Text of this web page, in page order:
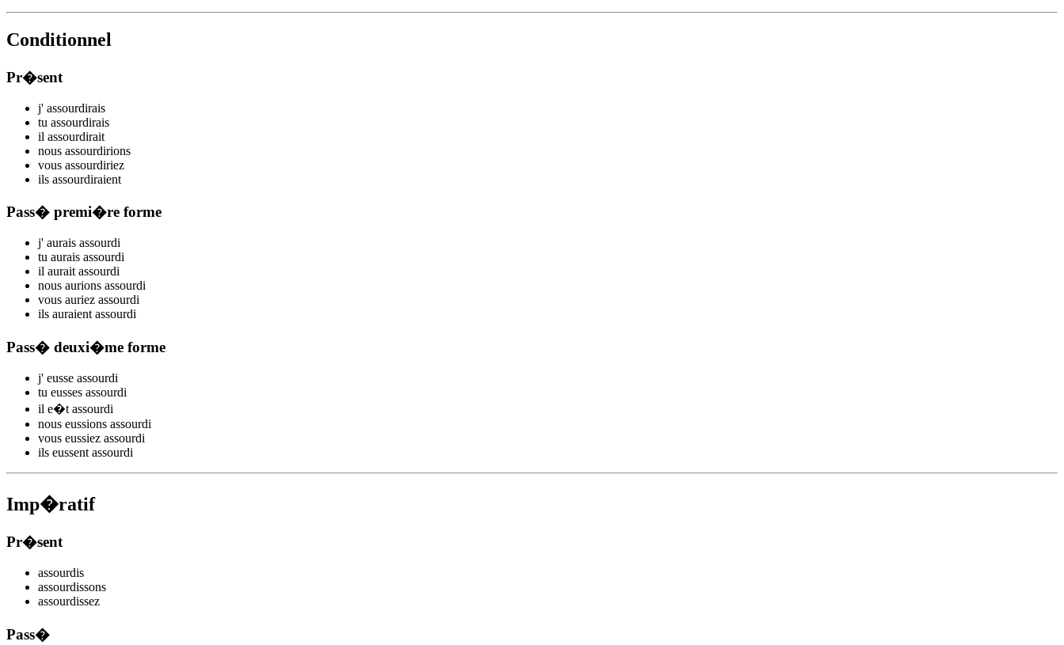
Conditionnel
Pr�sent
j' assourdirais
tu assourdirais
il assourdirait
nous assourdirions
vous assourdiriez
ils assourdiraient
Pass� premi�re forme
j' aurais assourdi
tu aurais assourdi
il aurait assourdi
nous aurions assourdi
vous auriez assourdi
ils auraient assourdi
Pass� deuxi�me forme
j' eusse assourdi
tu eusses assourdi
il e�t assourdi
nous eussions assourdi
vous eussiez assourdi
ils eussent assourdi
Imp�ratif
Pr�sent
assourdis
assourdissons
assourdissez
Pass�